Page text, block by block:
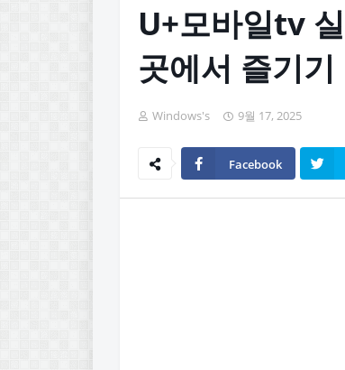
U+모바일tv
곳에서 즐기기
Windows's 9월 17, 2025
Facebook